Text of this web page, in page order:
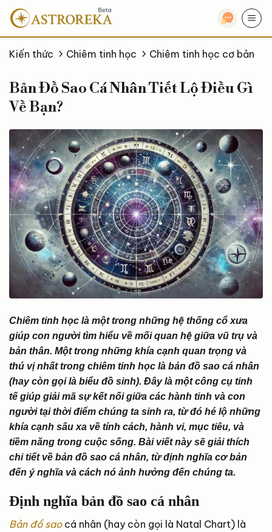
qua
nội
dungKiến thức Chiêm tinh học Chiêm tinh học cơ bản
Bản Đồ Sao Cá Nhân Tiết Lộ Điều Gì
Về Bạn?
Chiêm tinh học là một trong những hệ thống cổ xưa
giúp con người tìm hiểu về mối quan hệ giữa vũ trụ và
bản thân. Một trong những khía cạnh quan trọng và
thú vị nhất trong chiêm tinh học là bản đồ sao cá nhân
(hay còn gọi là biểu đồ sinh). Đây là một công cụ tinh
tế giúp giải mã sự kết nối giữa các hành tinh và con
người tại thời điểm chúng ta sinh ra, từ đó hé lộ những
khía cạnh sâu xa về tính cách, hành vi, mục tiêu, và
tiềm năng trong cuộc sống. Bài viết này sẽ giải thích
chi tiết về bản đồ sao cá nhân, từ định nghĩa cơ bản
đến ý nghĩa và cách nó ảnh hưởng đến chúng ta.
Định nghĩa bản đồ sao cá nhân
Bản đồ saocá nhân (hay còn gọi là Natal Chart) là